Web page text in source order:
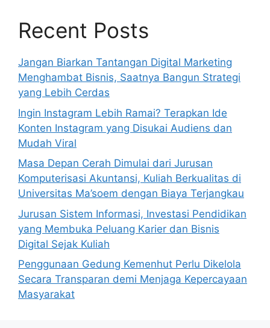
Recent Posts
Jangan Biarkan Tantangan Digital Marketing
Menghambat Bisnis, Saatnya Bangun Strategi
yang Lebih Cerdas
Ingin Instagram Lebih Ramai? Terapkan Ide
Konten Instagram yang Disukai Audiens dan
Mudah Viral
Masa Depan Cerah Dimulai dari Jurusan
Komputerisasi Akuntansi, Kuliah Berkualitas di
Universitas Ma’soem dengan Biaya Terjangkau
Jurusan Sistem Informasi, Investasi Pendidikan
yang Membuka Peluang Karier dan Bisnis
Digital Sejak Kuliah
Penggunaan Gedung Kemenhut Perlu Dikelola
Secara Transparan demi Menjaga Kepercayaan
Masyarakat